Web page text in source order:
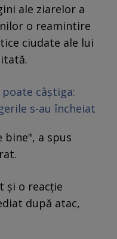
ale ziarelor a
o reamintire
ciudate ale lui
câștiga:
s-au încheiat
a spus
și o reacție
după atac,